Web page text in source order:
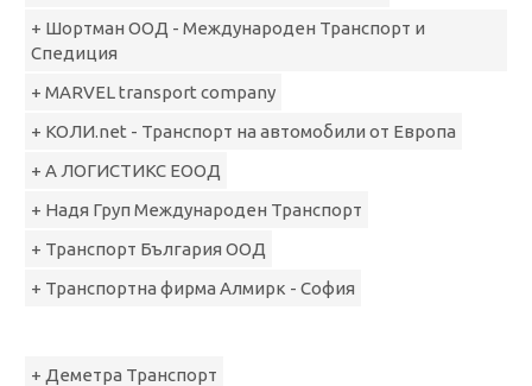
+ Шортман ООД - Международен Транспорт и
Спедиция
+ MARVEL transport company
+ КОЛИ.net - Транспорт на автомобили от Европа
+ А ЛОГИСТИКС ЕООД
+ Надя Груп Международен Транспорт
+ Транспорт България ООД
+ Транспортна фирма Алмирк - София
+ Деметра Транспорт